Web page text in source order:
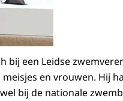
bij een Leidse
en vrouwen. Hij
bij de nationale